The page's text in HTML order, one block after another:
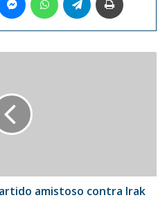
amistoso contra Irak